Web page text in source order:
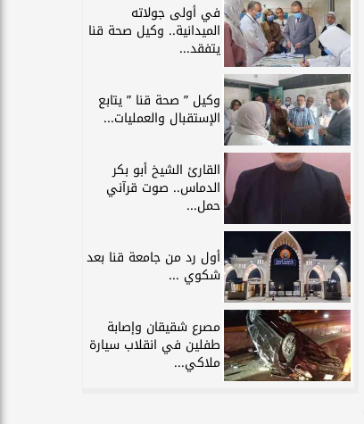
في أولى جولاته
الميدانية.. وكيل صحة قنا
يتفقد...
وكيل ” صحة قنا ” يتابع
الإستقبال والعمليات...
القارئ الشيخ أبو بكر
الدماس.. صوت قرآني
حمل...
أول رد من جامعة قنا بعد
شكوي ...
مصرع شقيقان وإصابة
طفلين في انقلاب سيارة
ملاكي...